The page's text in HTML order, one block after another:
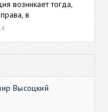
возникает тогда,
в
Высоцкий